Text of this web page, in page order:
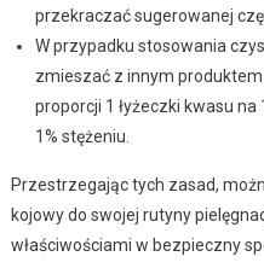
przekraczać sugerowanej
W przypadku stosowania
zmieszać z innym
proporcji 1 łyżeczki kwasu
1% stężeniu.
Przestrzegając tych zasad,
kojowy do swojej rutyny
właściwościami w bezpieczny